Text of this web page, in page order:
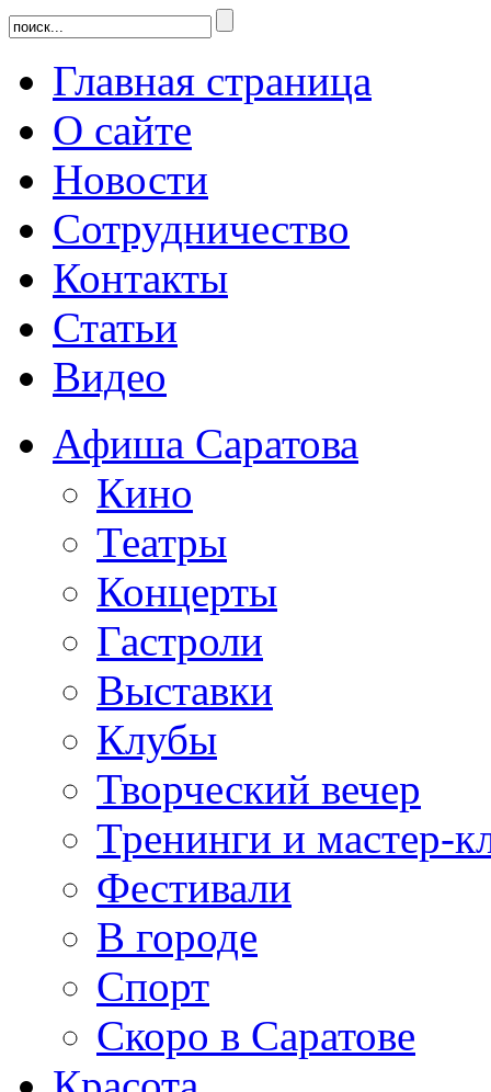
Главная страница
О сайте
Новости
Сотрудничество
Контакты
Статьи
Видео
Афиша Саратова
Кино
Театры
Концерты
Гастроли
Выставки
Клубы
Творческий вечер
Тренинги и мастер-
Фестивали
В городе
Спорт
Скоро в Саратове